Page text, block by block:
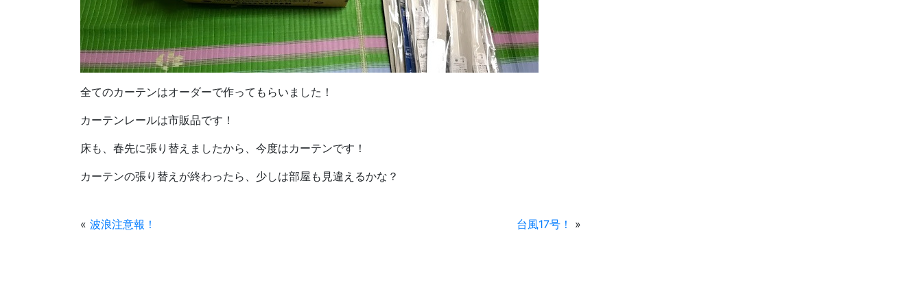
全てのカーテンはオーダーで作ってもらいました！
カーテンレールは市販品です！
床も、春先に張り替えましたから、今度はカーテンです！
カーテンの張り替えが終わったら、少しは部屋も見違えるかな？
« 波浪注意報！ 台風17号！ »